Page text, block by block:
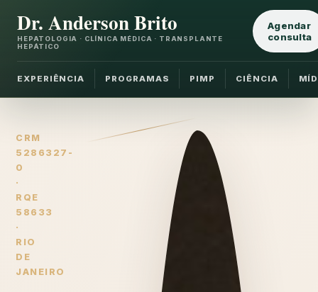
Dr. Anderson Brito
HEPATOLOGIA · CLÍNICA MÉDICA · TRANSPLANTE
HEPÁTICO
EXPERIÊNCIA PROGRAMAS PIMP CIÊNCIA
Agendar
consulta
CRM
5286327-
0
·
RQE
58633
·
RIO
DE
JANEIRO